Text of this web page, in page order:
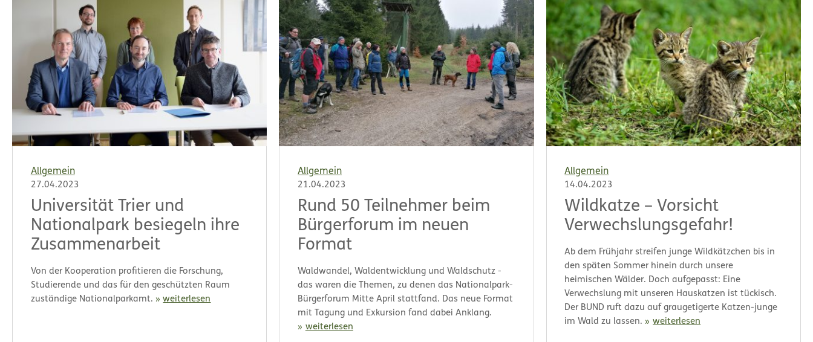
Allgemein
27.04.2023
Universität Trier und
Nationalpark besiegeln ihre
Zusammenarbeit
Von der Kooperation profitieren die Forschung,
Studierende und das für den geschützten Raum
zuständige Nationalparkamt.
weiterlesen
Allgemein
21.04.2023
Rund 50 Teilnehmer beim
Bürgerforum im neuen
Format
Waldwandel, Waldentwicklung und Waldschutz -
das waren die Themen, zu denen das Nationalpark-
Bürgerforum Mitte April stattfand. Das neue Format
mit Tagung und Exkursion fand dabei Anklang.
weiterlesen
Allgemein
14.04.2023
Wildkatze – Vorsicht
Verwechslungsgefahr!
Ab dem Frühjahr streifen junge Wildkätzchen bis in
den späten Sommer hinein durch unsere
heimischen Wälder. Doch aufgepasst: Eine
Verwechslung mit unseren Hauskatzen ist tückisch.
Der BUND ruft dazu auf graugetigerte Katzen-junge
im Wald zu lassen.
weiterlesen